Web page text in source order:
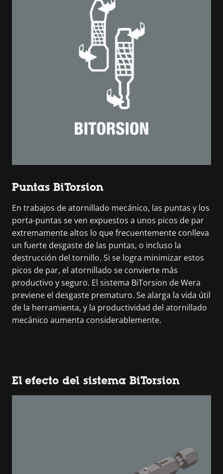
Puntas BiTorsion
En trabajos de atornillado mecánico, las puntas y los
porta-puntas se ven expuestos a unos picos de par
extremamente altos lo que frecuentemente conlleva
un fuerte desgaste de las puntas, o incluso la
destrucción del tornillo. Si se logra minimizar estos
picos de par, el atornillado se convierte más
productivo y seguro. El sistema BiTorsion de Wera
previene el desgaste prematuro. Se alarga la vida útil
de la herramienta, y la productividad del atornillado
mecánico aumenta considerablemente.
El efecto del sistema BiTorsion